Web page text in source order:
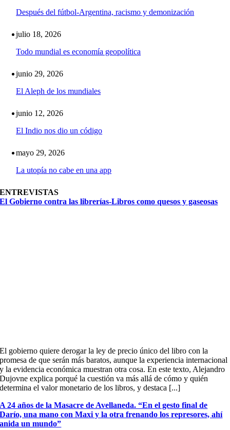
Después del fútbol-Argentina, racismo y demonización
julio 18, 2026
Todo mundial es economía geopolítica
junio 29, 2026
El Aleph de los mundiales
junio 12, 2026
El Indio nos dio un código
mayo 29, 2026
La utopía no cabe en una app
ENTREVISTAS
El Gobierno contra las librerías-Libros como quesos y gaseosas
El gobierno quiere derogar la ley de precio único del libro con la
promesa de que serán más baratos, aunque la experiencia internacional
y la evidencia económica muestran otra cosa. En este texto, Alejandro
Dujovne explica porqué la cuestión va más allá de cómo y quién
determina el valor monetario de los libros, y destaca [...]
A 24 años de la Masacre de Avellaneda. “En el gesto final de
Darío, una mano con Maxi y la otra frenando los represores, ahí
anida un mundo”